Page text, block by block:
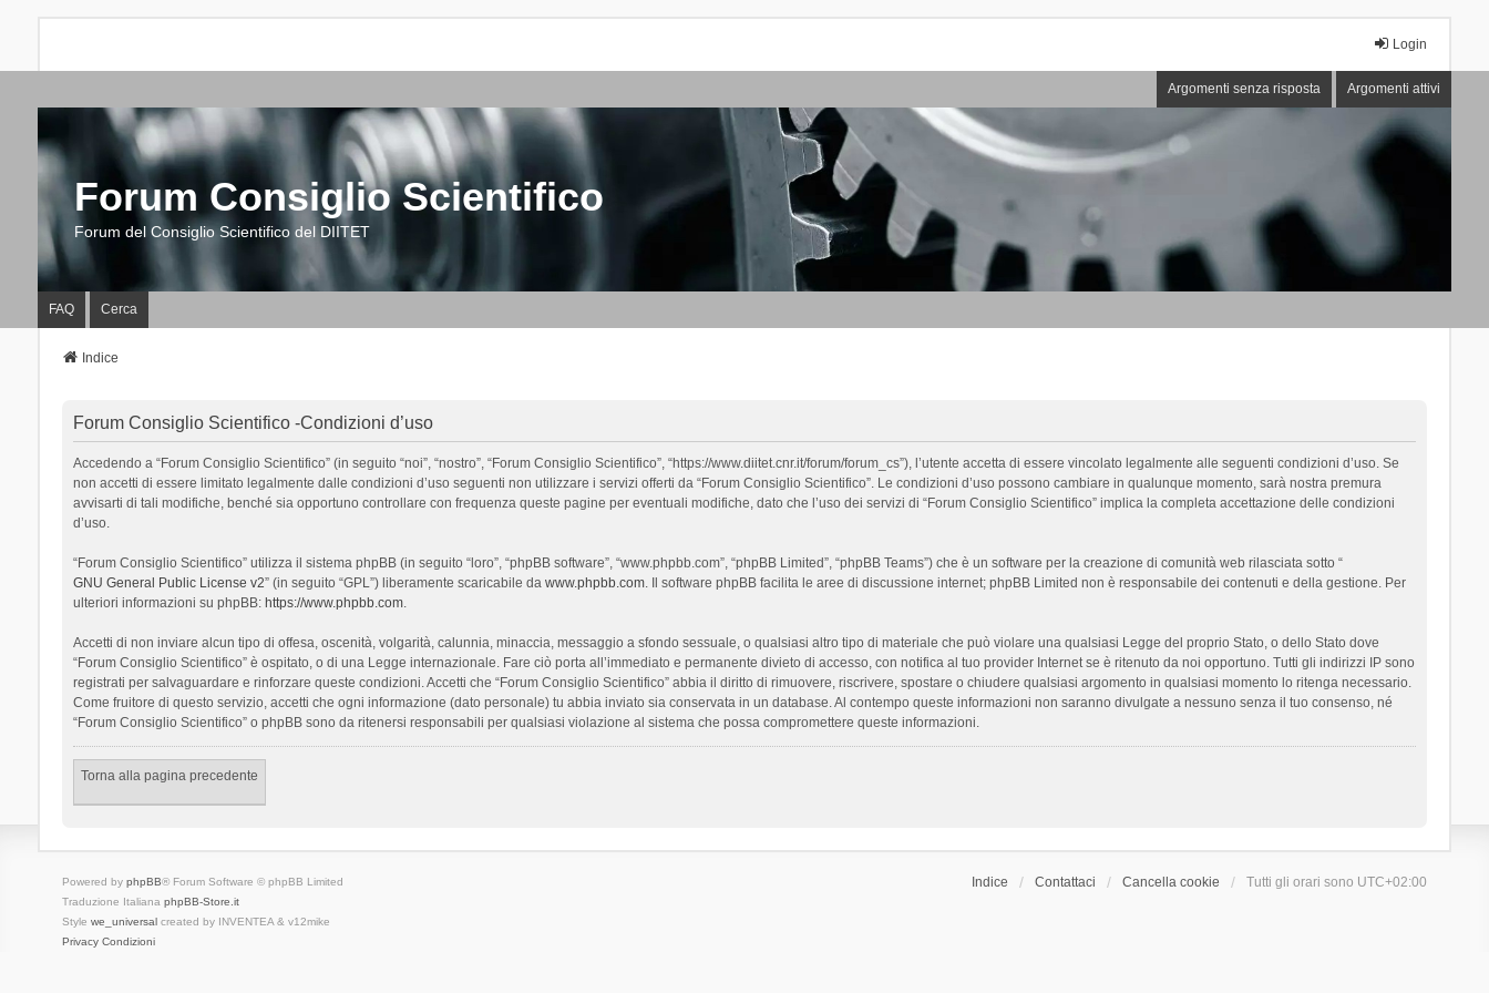
Login
Argomenti senza risposta Argomenti attivi
Forum Consiglio Scientifico
Forum del Consiglio Scientifico del DIITET
FAQ Cerca
Indice
Forum Consiglio Scientifico -Condizioni d’uso
Accedendo a “Forum Consiglio Scientifico” (in seguito “noi”, “nostro”, “Forum Consiglio Scientifico”, “https://www.diitet.cnr.it/forum/forum_cs”), l’utente accetta di essere vincolato legalmente alle seguenti condizioni d’uso. Se
non accetti di essere limitato legalmente dalle condizioni d’uso seguenti non utilizzare i servizi offerti da “Forum Consiglio Scientifico”. Le condizioni d’uso possono cambiare in qualunque momento, sarà nostra premura
avvisarti di tali modifiche, benché sia opportuno controllare con frequenza queste pagine per eventuali modifiche, dato che l’uso dei servizi di “Forum Consiglio Scientifico” implica la completa accettazione delle condizioni
d’uso.
“Forum Consiglio Scientifico” utilizza il sistema phpBB (in seguito “loro”, “phpBB software”, “www.phpbb.com”, “phpBB Limited”, “phpBB Teams”) che è un software per la creazione di comunità web rilasciata sotto “
GNU General Public License v2” (in seguito “GPL”) liberamente scaricabile da www.phpbb.com. Il software phpBB facilita le aree di discussione internet; phpBB Limited non è responsabile dei contenuti e della gestione. Per
ulteriori informazioni su phpBB: https://www.phpbb.com.
Accetti di non inviare alcun tipo di offesa, oscenità, volgarità, calunnia, minaccia, messaggio a sfondo sessuale, o qualsiasi altro tipo di materiale che può violare una qualsiasi Legge del proprio Stato, o dello Stato dove
“Forum Consiglio Scientifico” è ospitato, o di una Legge internazionale. Fare ciò porta all’immediato e permanente divieto di accesso, con notifica al tuo provider Internet se è ritenuto da noi opportuno. Tutti gli indirizzi IP sono
registrati per salvaguardare e rinforzare queste condizioni. Accetti che “Forum Consiglio Scientifico” abbia il diritto di rimuovere, riscrivere, spostare o chiudere qualsiasi argomento in qualsiasi momento lo ritenga necessario.
Come fruitore di questo servizio, accetti che ogni informazione (dato personale) tu abbia inviato sia conservata in un database. Al contempo queste informazioni non saranno divulgate a nessuno senza il tuo consenso, né
“Forum Consiglio Scientifico” o phpBB sono da ritenersi responsabili per qualsiasi violazione al sistema che possa compromettere queste informazioni.
Torna alla pagina precedente
Indice Contattaci Cancella cookie Tutti gli orari sono UTC+02:00
Powered by phpBB® Forum Software © phpBB Limited
Traduzione Italiana phpBB-Store.it
Style we_universalcreated by INVENTEA & v12mike
Privacy Condizioni